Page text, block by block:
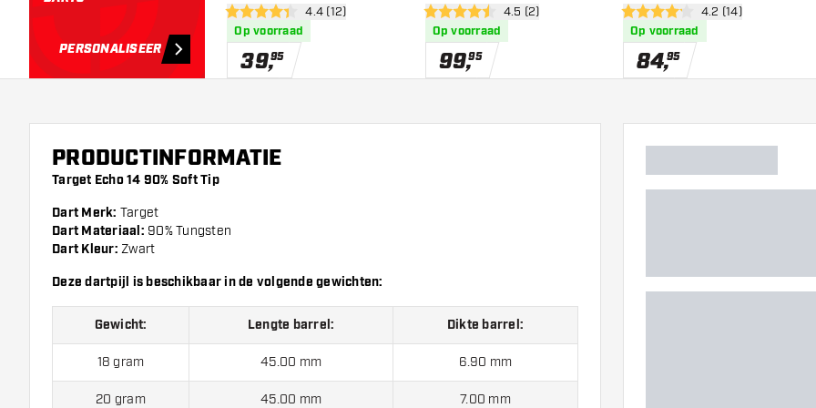
PERSONALISEER
open reviews drawer
4.4 score sterren4.4 (12)
Op voorraad
39,95
open reviews drawer
4.5 score sterren4.5 (2)
Op voorraad
99,95
open reviews
4.2 score sterren4.2 (14)
Op voorraad
84,95
PRODUCTINFORMATIE
Target Echo 14 90% Soft Tip
Dart Merk: Target
Dart Materiaal: 90% Tungsten
Dart Kleur: Zwart
Deze dartpijl is beschikbaar in de volgende gewichten:
Gewicht: Lengte barrel: Dikte barrel:
18 gram 45.00 mm 6.90 mm
20 gram 45.00 mm 7.00 mm